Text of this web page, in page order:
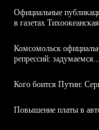
Официальные
в газетах
Комсомольск
репрессий: задумаемся...
Кого боится Путин:
Повышение платы в